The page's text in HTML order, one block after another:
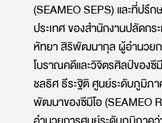
(SEAMEO SEPS) และที่ปรึ
ประเทศ ของสำนักงานปลัดก
หัทยา สิริพัฒนากุล ผู้อำนวย
โบราณคดีและวิจิตรศิลป์ของซี
ชลธิศ ธีระฐิติ ศูนย์ระดับภูมิภ
พัฒนาของซีมีโอ (SEAMEO